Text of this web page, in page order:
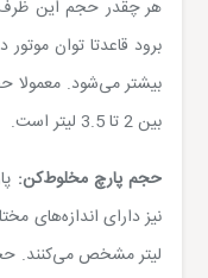
هر چقدر حجم این
برود قاعدتا توان موتور
بیشتر می‌شود.
بین 2 تا 3.5 لیتر است.
حجم پارچ مخلوط‌کن:
نیز دارای اندازه‌های
لیتر مشخص می‌کنند.